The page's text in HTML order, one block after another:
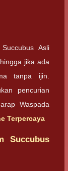
Asli
jika ada
tanpa ijin.
pencurian
Waspada
Terpercaya
Succubus